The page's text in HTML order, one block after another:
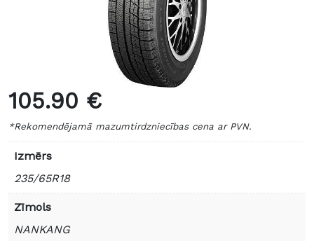
105.90 €
*Rekomendējamā mazumtirdzniecības cena ar PVN.
Izmērs
235/65R18
Zīmols
NANKANG